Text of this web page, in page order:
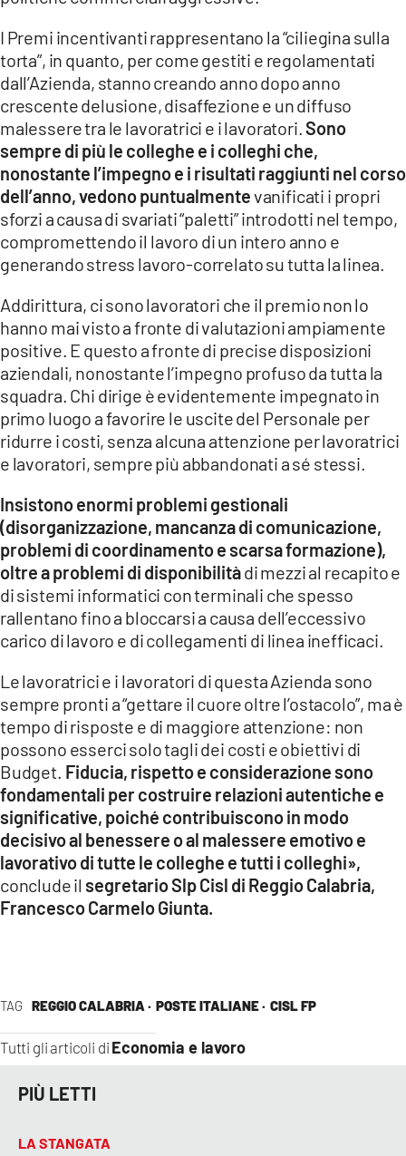
TAG REGGIO CALABRIA · POSTE ITALIANE · CISL FP
Tutti gli articoli di Economia e lavoro
I Premi incentivantirappresentano la “ciliegina sulla
torta”, in quanto, per come gestiti e regolamentati
dall’Azienda, stanno creando anno dopo anno
crescente delusione, disaffezione e un diffuso
malessere tra le lavoratrici e i lavoratori.Sono
sempre di più le colleghe e i colleghi che,
nonostante l’impegno e i risultati raggiunti nel corso
dell’anno, vedono puntualmentevanificati i propri
sforzi a causa di svariati “paletti” introdotti nel tempo,
compromettendo il lavoro di un intero anno e
generando stress lavoro-correlato su tutta la linea.
Addirittura, ci sono lavoratori che il premio non lo
hanno mai visto a fronte di valutazioni ampiamente
positive. E questo a fronte di precise disposizioni
aziendali, nonostante l’impegno profuso da tutta la
squadra. Chi dirige è evidentemente impegnato in
primo luogo a favorire le uscite del Personale per
ridurre i costi, senza alcuna attenzione per lavoratrici
e lavoratori, sempre più abbandonati a sé stessi.
Insistono enormi problemi gestionali
(disorganizzazione, mancanza di comunicazione,
problemi di coordinamento e scarsa formazione),
oltre a problemi di disponibilitàdi mezzi al recapito e
di sistemi informatici con terminali che spesso
rallentano fino a bloccarsi a causa dell’eccessivo
carico di lavoro e di collegamenti di linea inefficaci.
Le lavoratrici e i lavoratori di questa Azienda sono
sempre pronti a “gettare il cuore oltre l’ostacolo”, ma è
tempo di risposte e di maggiore attenzione: non
possono esserci solo tagli dei costi e obiettivi di
Budget. Fiducia, rispetto e considerazione sono
fondamentali per costruire relazioni autentiche e
significative, poiché contribuiscono in modo
decisivo al benessere o al malessere emotivo e
lavorativo di tutte le colleghe e tutti i colleghi»,
conclude il segretario Slp Cisl di Reggio Calabria,
Francesco Carmelo Giunta.
PIÙ LETTI
LA STANGATA